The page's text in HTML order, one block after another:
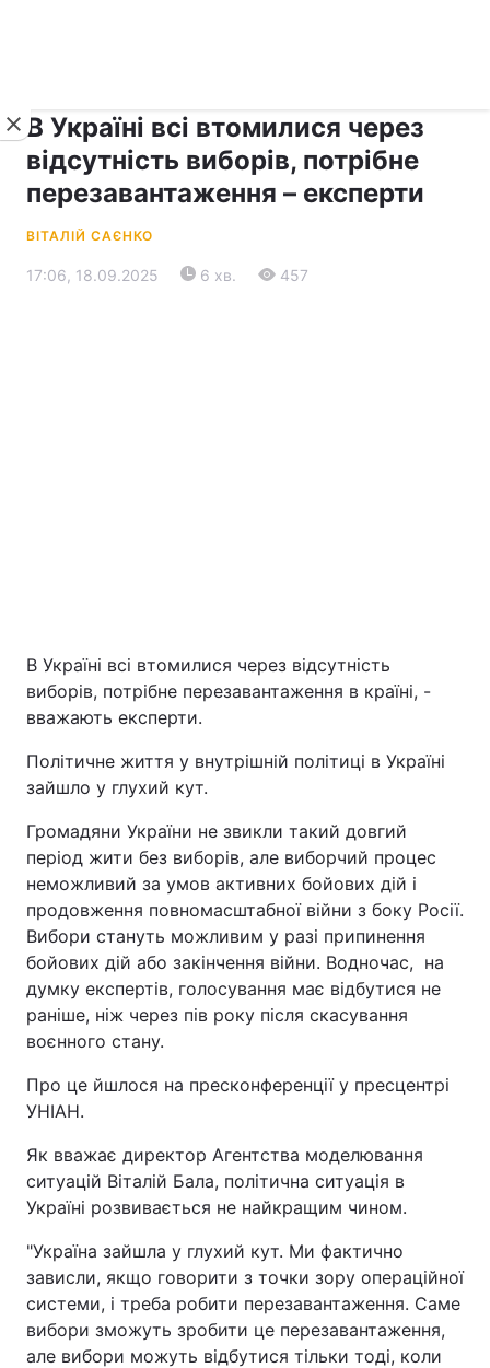
Головна
Україна Політика
Економіка Світ
Екологія
РЕГІОНИ
Київ
Дніпро Харків
Спорт Наука
Техно і зв'язок Лайт
Зброя Інциденти
В Україні всі втомилися через
відсутність виборів, потрібне
перезавантаження – експерти
ВІТАЛІЙ САЄНКО
17:06, 18.09.2025 6 хв. 457
В Україні всі втомилися через відсутність
виборів, потрібне перезавантаження в країні, -
вважають експерти.
Політичне життя у внутрішній політиці в Україні
зайшло у глухий кут.
Громадяни України не звикли такий довгий
період жити без виборів, але виборчий процес
неможливий за умов активних бойових дій і
продовження повномасштабної війни з боку Росії.
Вибори стануть можливим у разі припинення
бойових дій або закінчення війни. Водночас, на
думку експертів, голосування має відбутися не
раніше, ніж через пів року після скасування
воєнного стану.
Про це йшлося на пресконференції у пресцентрі
УНІАН.
Як вважає директор Агентства моделювання
ситуацій Віталій Бала, політична ситуація в
Україні розвивається не найкращим чином.
"Україна зайшла у глухий кут. Ми фактично
зависли, якщо говорити з точки зору операційної
системи, і треба робити перезавантаження. Саме
вибори зможуть зробити це перезавантаження,
але вибори можуть відбутися тільки тоді, коли